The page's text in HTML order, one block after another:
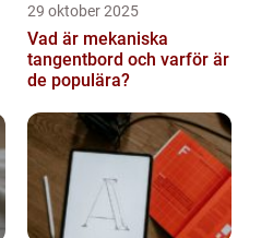
29 oktober 2025
Vad är mekaniska
tangentbord och varför är
de populära?